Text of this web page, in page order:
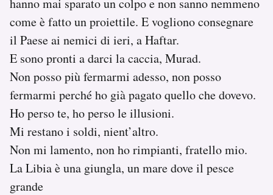
come è fatto un proiettile. E vogliono consegnare
il Paese ai nemici di ieri, a Haftar.
E sono pronti a darci la caccia, Murad.
Non posso più fermarmi adesso, non posso
fermarmi perché ho già pagato quello che dovevo.
Ho perso te, ho perso le illusioni.
Mi restano i soldi, nient’altro.
Non mi lamento, non ho rimpianti, fratello mio.
La Libia è una giungla, un mare dove il pesce
grande